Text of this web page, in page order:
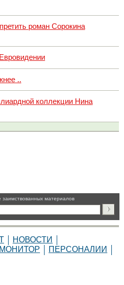
роман Сорокина
..
коллекции Нина
заимствованных материалов
НОВОСТИ
МОНИТОР
ПЕРСОНАЛИИ